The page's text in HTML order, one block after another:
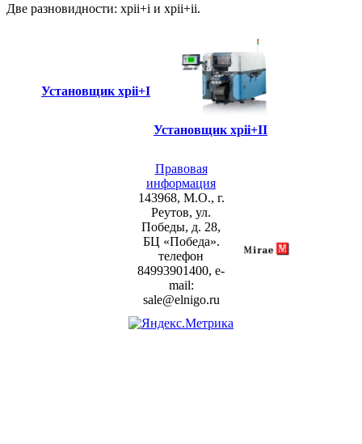
Две разновидности: xpii+i и xpii+ii.
Установщик xpii+I
Установщик xpii+II
Правовая
информация
143968, М.О., г.
Реутов, ул.
Победы, д. 28,
БЦ «Победа».
телефон
84993901400, e-
mail:
sale@elnigo.ru